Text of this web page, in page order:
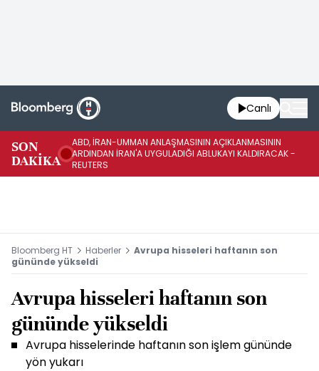
Canlı
SON
DAKİKA
ABD, İRAN-UMMAN ANLAŞMASININ AÇIKLANMASININ
ARDINDAN İRAN'A UYGULADIĞI ABLUKAYI KALDIRACAK -
REUTERS
Bloomberg HT Haberler
Avrupa hisseleri haftanın son
gününde yükseldi
Avrupa hisseleri haftanın son
gününde yükseldi
Avrupa hisselerinde haftanın son işlem gününde
yön yukarı